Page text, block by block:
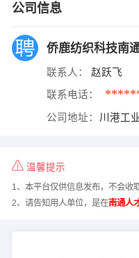
公司信息
侨鹿纺织科技南
联系人： 赵跃飞
联系电话：
公司地址： 川港工
温馨提示
1、本平台仅供信息发布，不会收
2、请告知用人单位，是在南通人